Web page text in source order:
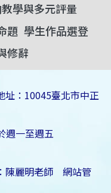
學與多元評量
題 學生作品選登
修辭
：10045臺北市中正
週一至週五
陳麗明老師 網站管